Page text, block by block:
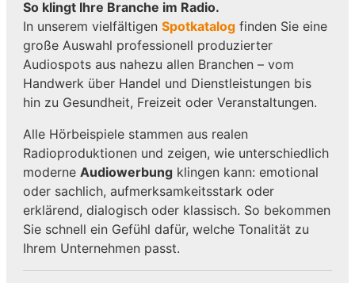
So klingt Ihre Branche im Radio.
In unserem vielfältigen Spotkatalogfinden Sie eine
große Auswahl professionell produzierter
Audiospots aus nahezu allen Branchen – vom
Handwerk über Handel und Dienstleistungen bis
hin zu Gesundheit, Freizeit oder Veranstaltungen.
Alle Hörbeispiele stammen aus realen
Radioproduktionen und zeigen, wie unterschiedlich
moderne Audiowerbungklingen kann: emotional
oder sachlich, aufmerksamkeitsstark oder
erklärend, dialogisch oder klassisch. So bekommen
Sie schnell ein Gefühl dafür, welche Tonalität zu
Ihrem Unternehmen passt.